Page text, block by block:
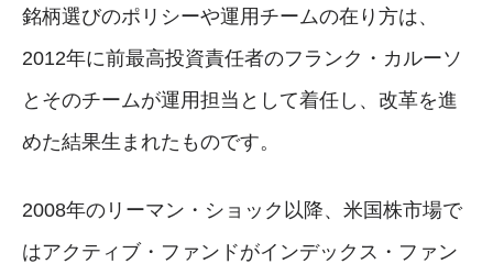
銘柄選びのポリシーや運用チームの在り方は、
2012年に前最高投資責任者のフランク・カルーソ
とそのチームが運用担当として着任し、改革を進
めた結果生まれたものです。
2008年のリーマン・ショック以降、米国株市場で
はアクティブ・ファンドがインデックス・ファン